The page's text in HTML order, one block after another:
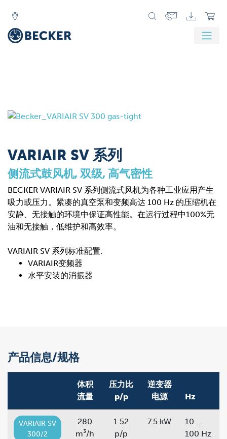
VARIAIR SV 系列
侧流式鼓风机, 双级, 高气密性
BECKER VARIAIR SV 系列侧流式风机为各种工业应用产生
吸力或压力。紧凑的真空泵和变频高达 100 Hz 的压缩机在
安静、无接触的环境中保证高性能。在运行过程中100%无
油和无接触，低维护和高效率。
VARIAIR SV 系列标准配置:
VARIAIR变频器
水平安装的消振器
产品信息/规格
体积
流量
压力比
p/p
逆变器
电源
Hz
VARIAIR SV
300/2
280
m³/h
1.52
p/p
7.5 kW
10…
100 Hz